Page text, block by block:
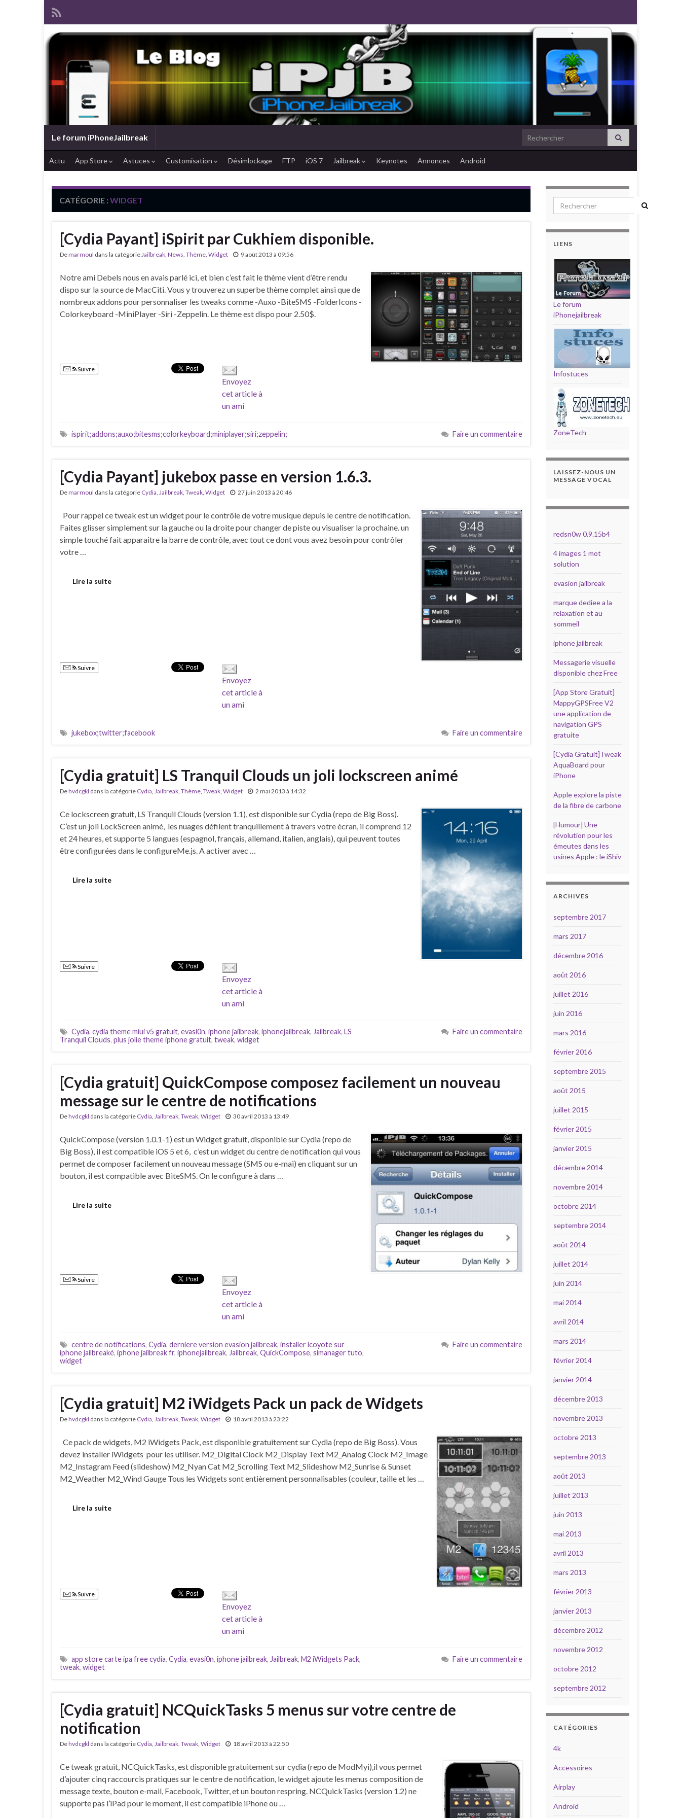
Le forum iPhoneJailbreak Search for:
Actu App Store Astuces Customisation Désimlockage FTP iOS 7 Jailbreak Keynotes Annonces Android
CATÉGORIE :WIDGET
[Cydia Payant] iSpirit par Cukhiem disponible.
Demarmoul dans la catégorieJailbreak, News, Thème, Widget 9 août 2013 à 09:56
Notre ami Debels nous en avais parlé ici, et bien c’est fait le thème vient d’être rendu
dispo sur la source de MacCiti. Vous y trouverez un superbe thème complet ainsi que de
nombreux addons pour personnaliser les tweaks comme -Auxo -BiteSMS -FolderIcons -
Colorkeyboard -MiniPlayer -Siri -Zeppelin. Le thème est dispo pour 2.50$.
Suivre
Envoyez
cet article à
un ami
ispirit;addons;auxo;bitesms;colorkeyboard;miniplayer;siri;zeppelin; Faire un commentaire
[Cydia Payant] jukebox passe en version 1.6.3.
Demarmoul dans la catégorie Cydia Jailbreak Tweak Widget 27 juin 2013 à 20:46
Pour rappel ce tweak est un widget pour le contrôle de votre musique depuis le centre de notification.
Faites glisser simplement sur la gauche ou la droite pour changer de piste ou visualiser la prochaine. un
simple touché fait apparaitre la barre de contrôle, avec tout ce dont vous avez besoin pour contrôler
votre …
Lire la suite
Suivre
Envoyez
cet article à
un ami
jukebox;twitter;facebook Faire un commentaire
[Cydia gratuit] LS Tranquil Clouds un joli lockscreen animé
Dehvdcgkl dans la catégorie Cydia Jailbreak Thème Tweak Widget 2 mai 2013 à 14:32
Ce lockscreen gratuit, LS Tranquil Clouds (version 1.1), est disponible sur Cydia (repo de Big Boss).
C’est un joli LockScreen animé, les nuages ​​défilent tranquillement à travers votre écran, il comprend 12
et 24 heures, et supporte 5 langues (espagnol, français, allemand, italien, anglais), qui peuvent toutes
être configurées dans le configureMe.js. A activer avec …
Lire la suite
Suivre
Envoyez
cet article à
un ami
Cydia, cydia theme miui v5 gratuit, evasi0n, iphone jailbreak, iphonejailbreak, Jailbreak, LS
Tranquil Clouds, plus jolie theme iphone gratuit, tweak, widget
Faire un commentaire
[Cydia gratuit] QuickCompose composez facilement un nouveau
message sur le centre de notifications
Dehvdcgkl dans la catégorie Cydia Jailbreak Tweak Widget 30 avril 2013 à 13:49
QuickCompose (version 1.0.1-1) est un Widget gratuit, disponible sur Cydia (repo de
Big Boss), il est compatible iOS 5 et 6, c’est un widget du centre de notification qui vous
permet de composer facilement un nouveau message (SMS ou e-mai) en cliquant sur un
bouton, il est compatible avec BiteSMS. On le configure à dans …
Lire la suite
Suivre
Envoyez
cet article à
un ami
centre de notifications, Cydia, derniere version evasion jailbreak, installer icoyote sur
iphone jailbreaké, iphone jailbreak fr, iphonejailbreak, Jailbreak, QuickCompose, simanager tuto,
widget
Faire un commentaire
[Cydia gratuit] M2 iWidgets Pack un pack de Widgets
Dehvdcgkl dans la catégorie Cydia Jailbreak Tweak Widget 18 avril 2013 à 23:22
Ce pack de widgets, M2 iWidgets Pack, est disponible gratuitement sur Cydia (repo de Big Boss). Vous
devez installer iWidgets pour les utiliser. M2_Digital Clock M2_Display Text M2_Analog Clock M2_Image
M2_Instagram Feed (slideshow) M2_Nyan Cat M2_Scrolling Text M2_Slideshow M2_Sunrise & Sunset
M2_Weather M2_Wind Gauge Tous les Widgets sont entièrement personnalisables (couleur, taille et les …
Lire la suite
Suivre
Envoyez
cet article à
un ami
app store carte ipa free cydia, Cydia, evasi0n, iphone jailbreak, Jailbreak, M2 iWidgets Pack,
tweak, widget
Faire un commentaire
[Cydia gratuit] NCQuickTasks 5 menus sur votre centre de
notification
Dehvdcgkl dans la catégorie Cydia, Jailbreak, Tweak, Widget 18 avril 2013 à 22:50
Ce tweak gratuit, NCQuickTasks, est disponible gratuitement sur cydia (repo de ModMyi),il vous permet
d’ajouter cinq raccourcis pratiques sur le centre de notification, le widget ajoute les menus composition de
message texte, bouton e-mail, Facebook, Twitter, et un bouton respring. NCQuickTasks (version 1.2) ne
supporte pas l’iPad pour le moment, il est compatible iPhone ou …
Search for:
LIENS
Le forum
iPhonejailbreak
Infostuces
ZoneTech
LAISSEZ-NOUS UN
MESSAGE VOCAL
redsn0w 0.9.15b4
4 images 1 mot
solution
evasion jailbreak
marque dediee a la
relaxation et au
sommeil
iphone jailbreak
Messagerie visuelle
disponible chez Free
[App Store Gratuit]
MappyGPSFree V2
une application de
navigation GPS
gratuite
[Cydia Gratuit]Tweak
AquaBoard pour
iPhone
Apple explore la piste
de la fibre de carbone
[Humour] Une
révolution pour les
émeutes dans les
usines Apple : le iShiv
ARCHIVES
septembre 2017
mars 2017
décembre 2016
août 2016
juillet 2016
juin 2016
mars 2016
février 2016
septembre 2015
août 2015
juillet 2015
février 2015
janvier 2015
décembre 2014
novembre 2014
octobre 2014
septembre 2014
août 2014
juillet 2014
juin 2014
mai 2014
avril 2014
mars 2014
février 2014
janvier 2014
décembre 2013
novembre 2013
octobre 2013
septembre 2013
août 2013
juillet 2013
juin 2013
mai 2013
avril 2013
mars 2013
février 2013
janvier 2013
décembre 2012
novembre 2012
octobre 2012
septembre 2012
CATÉGORIES
4k
Accessoires
Airplay
Android